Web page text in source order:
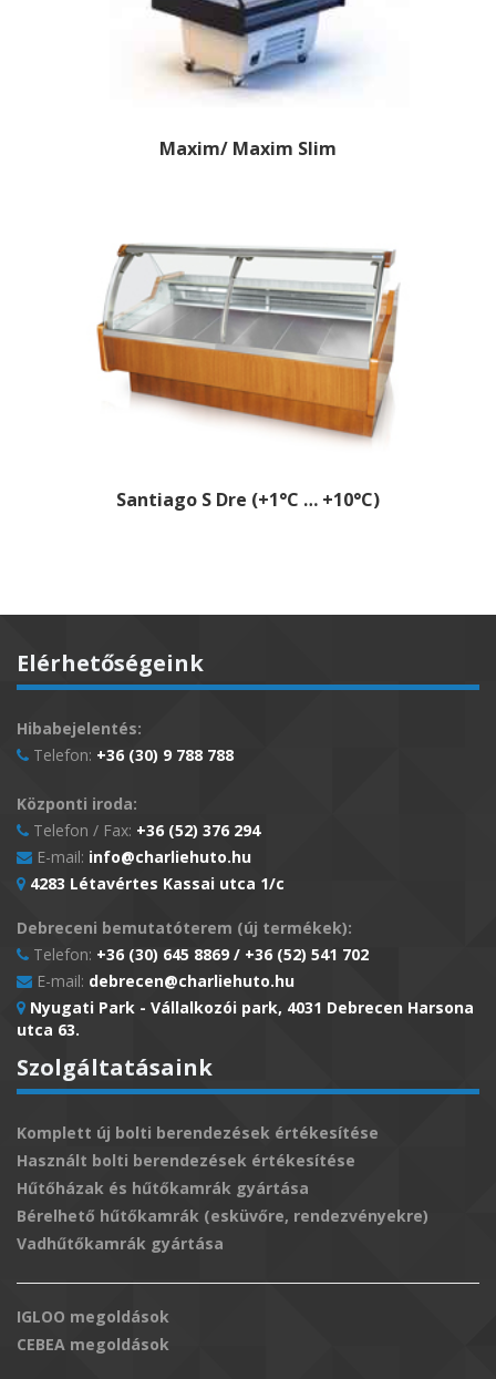
Maxim/ Maxim Slim
Santiago S Dre (+1°C … +10°C)
Elérhetőségeink
Hibabejelentés:
Telefon: +36 (30) 9 788 788
Központi iroda:
Telefon / Fax: +36 (52) 376 294
E-mail: info@charliehuto.hu
4283 Létavértes Kassai utca 1/c
Debreceni bemutatóterem (új termékek):
Telefon: +36 (30) 645 8869 / +36 (52) 541 702
E-mail: debrecen@charliehuto.hu
Nyugati Park - Vállalkozói park, 4031 Debrecen Harsona
utca 63.
Szolgáltatásaink
Komplett új bolti berendezések értékesítése
Használt bolti berendezések értékesítése
Hűtőházak és hűtőkamrák gyártása
Bérelhető hűtőkamrák (esküvőre, rendezvényekre)
Vadhűtőkamrák gyártása
IGLOO megoldások
CEBEA megoldások